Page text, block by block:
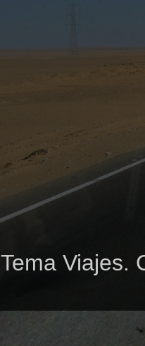
Tema Viajes.